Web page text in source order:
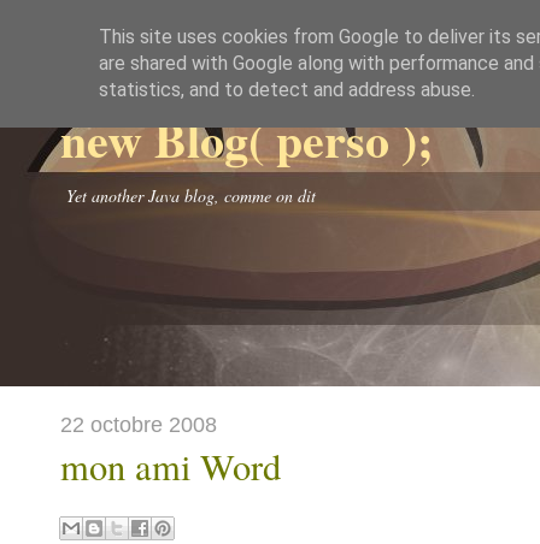
new Blog( perso );
Yet another Java blog, comme on dit
22 octobre 2008
mon ami Word
This site uses cookies from Google to deliver its
are shared with Google along with performance
statistics, and to detect and address abuse.